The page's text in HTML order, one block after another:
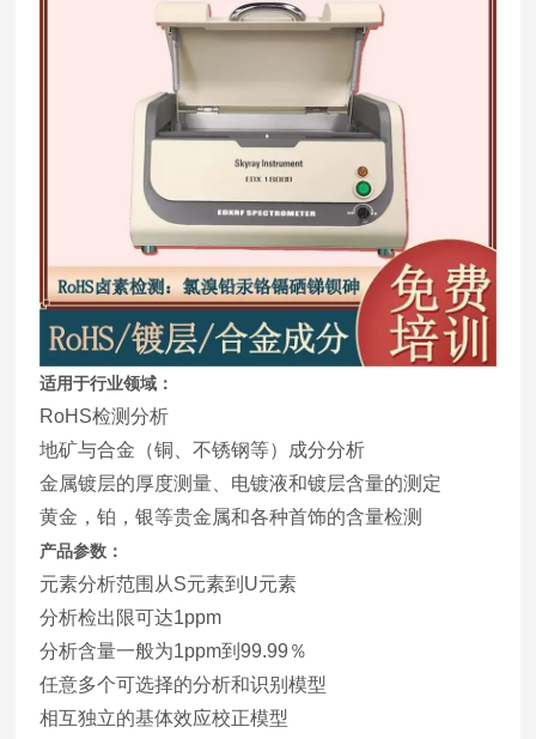
适用于行业领域：
RoHS检测分析
地矿与合金（铜、不锈钢等）成分分析
金属镀层的厚度测量、电镀液和镀层含量的测定
黄金，铂，银等贵金属和各种首饰的含量检测
产品参数：
元素分析范围从S元素到U元素
分析检出限可达1ppm
分析含量一般为1ppm到99.99％
任意多个可选择的分析和识别模型
相互独立的基体效应校正模型